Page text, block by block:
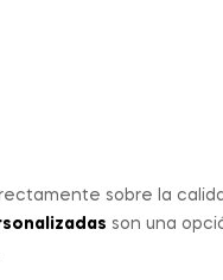
sobre la
son una